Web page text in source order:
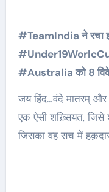
#TeamIndia ने रचा इतिहास, चौथी बार
#Under19WorlcCup
#Australia को 8
जय हिंद…वंदे मातरम्
एक ऐसी शख़्सियत, जिसे
जिसका वह सच में